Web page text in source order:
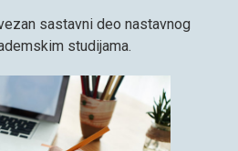
sastavni deo nastavnog
studijama.